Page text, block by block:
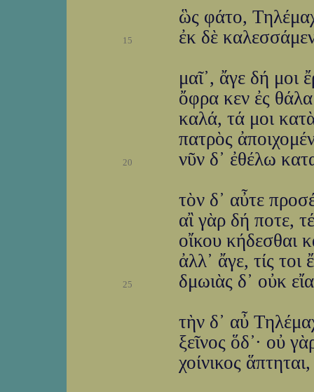
ὣς φάτο,
15
ἐκ δὲ
μαῖ᾽, ἄγε δή μοι
ὄφρα κεν ἐς
καλά, τά μοι
πατρὸς
20
νῦν δ᾽ ἐθέλω
τὸν δ᾽ αὖτε
αἲ γὰρ δή ποτε,
οἴκου κήδεσθαι
ἀλλ᾽ ἄγε, τίς τοι
25
δμωιὰς δ᾽ οὐκ
τὴν δ᾽ αὖ
ξεῖνος ὅδ᾽· οὐ
χοίνικος